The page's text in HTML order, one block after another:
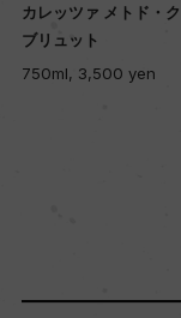
品質分類・原産地呼称
カレッツァ メトド・
ブリュット
750ml, 3,500 yen